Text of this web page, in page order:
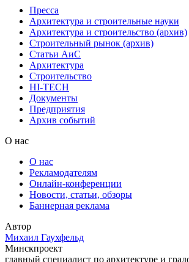
Пресса
Архитектура и строительные науки
Архитектура и строительство (архив)
Строительный рынок (архив)
Статьи АиС
Архитектура
Строительство
HI-TECH
Документы
Предприятия
Архив событий
О нас
О нас
Рекламодателям
Онлайн-конференции
Новости, статьи, обзоры
Баннерная реклама
Автор
Михаил Гаухфельд
Минскпроект
главный специалист по архитектуре и